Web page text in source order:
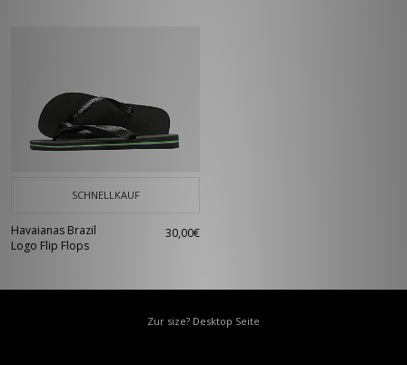
SCHNELLKAUF
Havaianas Brazil
Logo Flip Flops
30,00€
Zur size? Desktop Seite